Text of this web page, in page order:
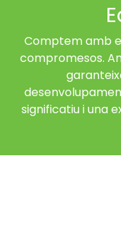
Comptem amb
compromesos.
significatiu i una